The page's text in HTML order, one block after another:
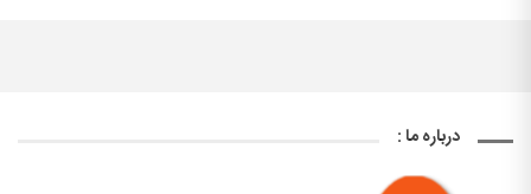
درباره ما :